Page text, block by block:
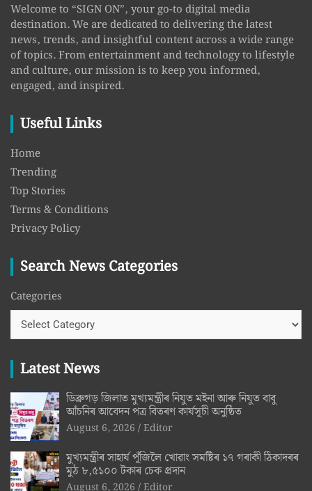
Welcome to “SIGN ON”, your go-to digital media
destination. We are dedicated to delivering the latest
news, trends, and insightful content across a wide range
of topics. From entertainment and technology to lifestyle
and culture, our mission is to keep you informed,
engaged, and inspired.
Useful Links
Home
Trending
Top Stories
Terms & Conditions
Privacy Policy
Search News Categories
Categories
Latest News
ডিব্ৰুগড় জিলাত মুখ্যমন্ত্ৰীৰ নিযুত মইনা আৰু নিযুত বাবু
আঁচনিৰ আবেদন পত্ৰ বিতৰণ কাৰ্যসূচী অনুষ্ঠিত
August 6, 2026 Editor
মুখ্যমন্ত্ৰীৰ সাহাৰ্য পূঁজিলৈ খোৱাং সমষ্টিৰ ১৭ গৰাকী ঠিকাদৰৰ
মুঠ ৮,৫১০০ টকাৰ চেক প্ৰদান
August 6, 2026 Editor